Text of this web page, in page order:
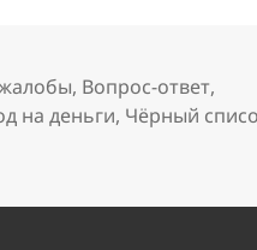
, Вопрос-ответ,
на деньги, Чёрный